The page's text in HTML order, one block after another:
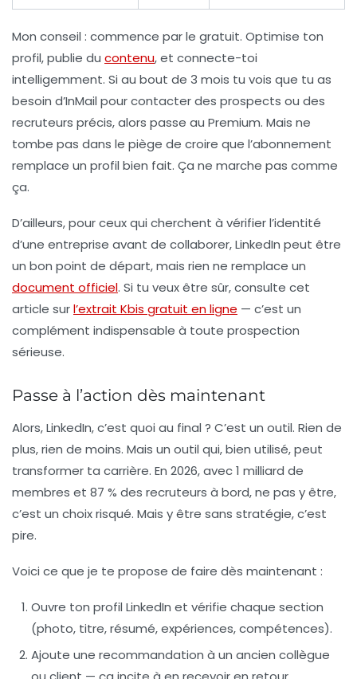
Mon conseil : commence par le gratuit. Optimise ton
profil, publie du contenu, et connecte-toi
intelligemment. Si au bout de 3 mois tu vois que tu as
besoin d’InMail pour contacter des prospects ou des
recruteurs précis, alors passe au Premium. Mais ne
tombe pas dans le piège de croire que l’abonnement
remplace un profil bien fait. Ça ne marche pas comme
ça.
D’ailleurs, pour ceux qui cherchent à vérifier l’identité
d’une entreprise avant de collaborer, LinkedIn peut être
un bon point de départ, mais rien ne remplace un
document officiel. Si tu veux être sûr, consulte cet
article surl’extrait Kbis gratuit en ligne — c’est un
complément indispensable à toute prospection
sérieuse.
Passe à l’action dès maintenant
Alors, LinkedIn, c’est quoi au final ? C’est un outil. Rien de
plus, rien de moins. Mais un outil qui, bien utilisé, peut
transformer ta carrière. En 2026, avec 1 milliard de
membres et 87 % des recruteurs à bord, ne pas y être,
c’est un choix risqué. Mais y être sans stratégie, c’est
pire.
Voici ce que je te propose de faire dès maintenant :
Ouvre ton profil LinkedIn et vérifie chaque section
(photo, titre, résumé, expériences, compétences).
Ajoute une recommandation à un ancien collègue